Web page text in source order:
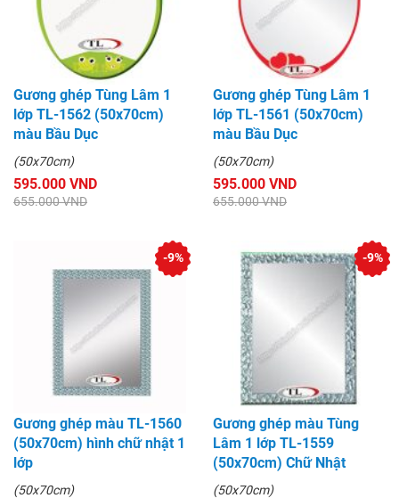
Gương ghép Tùng Lâm 1
lớp TL-1562 (50x70cm)
màu Bầu Dục
(50x70cm)
595.000 VND
655.000 VND
Gương ghép Tùng Lâm 1
lớp TL-1561 (50x70cm)
màu Bầu Dục
(50x70cm)
595.000 VND
655.000 VND
Gương ghép màu TL-1560
(50x70cm) hình chữ nhật 1
lớp
(50x70cm)
-9%
Gương ghép màu Tùng
Lâm 1 lớp TL-1559
(50x70cm) Chữ Nhật
(50x70cm)
-9%